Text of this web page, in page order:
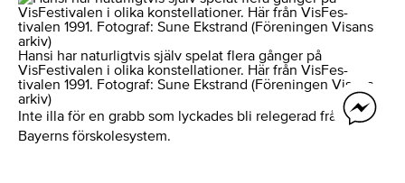
Hansi har naturligtvis själv spelat flera gånger på
VisFestivalen i olika konstellationer. Här från VisFes-
tivalen 1991. Fotograf: Sune Ekstrand (Föreningen Visans
arkiv)
Inte illa för en grabb som lyckades bli relegerad från hela
Bayerns förskolesystem.